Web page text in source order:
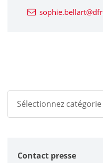
Sélectionnez catégorie
Groupe Kyocera
Contact presse